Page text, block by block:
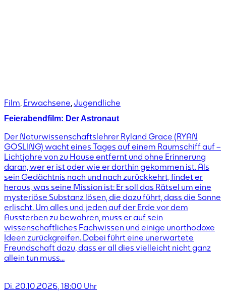
Film Erwachsene Jugendliche
Feierabendfilm: Der Astronaut
Der Naturwissenschaftslehrer Ryland Grace (RYAN
GOSLING) wacht eines Tages auf einem Raumschiff auf –
Lichtjahre von zu Hause entfernt und ohne Erinnerung
daran, wer er ist oder wie er dorthin gekommen ist. Als
sein Gedächtnis nach und nach zurückkehrt, findet er
heraus, was seine Mission ist: Er soll das Rätsel um eine
mysteriöse Substanz lösen, die dazu führt, dass die Sonne
erlischt. Um alles und jeden auf der Erde vor dem
Aussterben zu bewahren, muss er auf sein
wissenschaftliches Fachwissen und einige unorthodoxe
Ideen zurückgreifen. Dabei führt eine unerwartete
Freundschaft dazu, dass er all dies vielleicht nicht ganz
allein tun muss…
Di. 20.10.2026, 18:00 Uhr